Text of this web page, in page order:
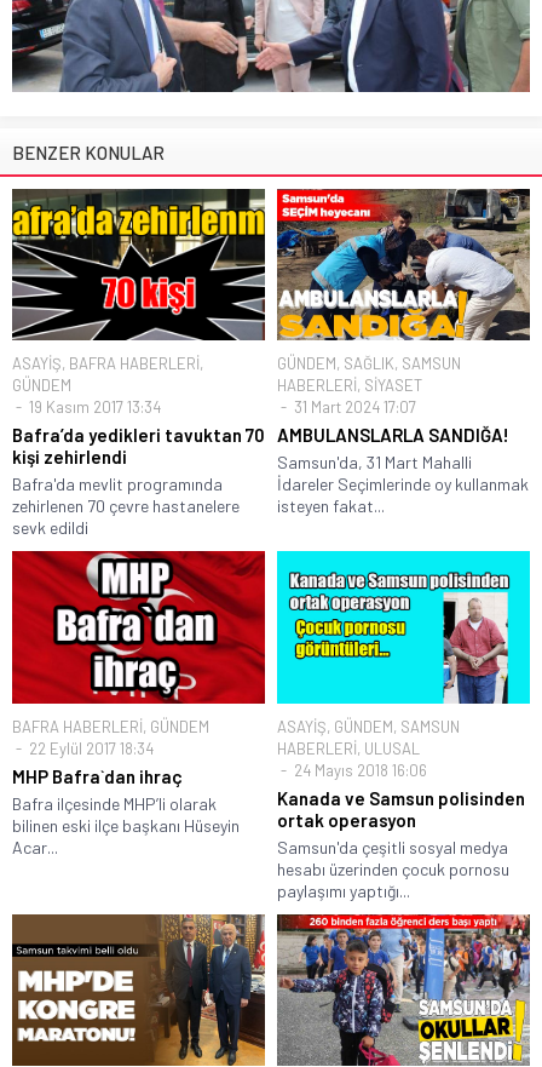
BENZER KONULAR
ASAYİŞ, BAFRA HABERLERİ,
GÜNDEM
19 Kasım 2017 13:34
Bafra’da yedikleri tavuktan 70
kişi zehirlendi
Bafra'da mevlit programında
zehirlenen 70 çevre hastanelere
sevk edildi
GÜNDEM, SAĞLIK, SAMSUN
HABERLERİ, SİYASET
31 Mart 2024 17:07
AMBULANSLARLA SANDIĞA!
Samsun'da, 31 Mart Mahalli
İdareler Seçimlerinde oy kullanmak
isteyen fakat...
BAFRA HABERLERİ, GÜNDEM
22 Eylül 2017 18:34
MHP Bafra`dan ihraç
Bafra ilçesinde MHP’li olarak
bilinen eski ilçe başkanı Hüseyin
Acar...
ASAYİŞ, GÜNDEM, SAMSUN
HABERLERİ, ULUSAL
24 Mayıs 2018 16:06
Kanada ve Samsun polisinden
ortak operasyon
Samsun'da çeşitli sosyal medya
hesabı üzerinden çocuk pornosu
paylaşımı yaptığı...